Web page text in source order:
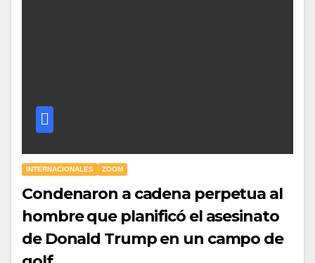
INTERNACIONALES ZOOM
Condenaron a cadena perpetua al
hombre que planificó el asesinato
de Donald Trump en un campo de